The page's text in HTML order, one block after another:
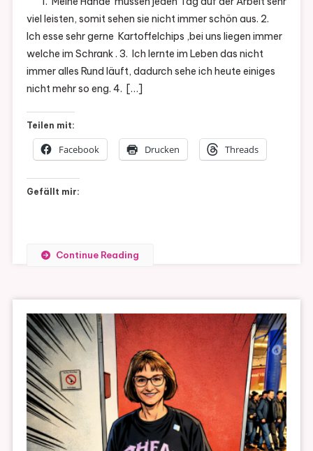
viel leisten, somit sehen sie nicht immer schön aus. 2.
Ich esse sehr gerne Kartoffelchips ,bei uns liegen immer
welche im Schrank . 3. Ich lernte im Leben das nicht
immer alles Rund läuft, dadurch sehe ich heute einiges
nicht mehr so eng. 4. […]
Teilen mit:
Facebook Drucken Threads
Gefällt mir:
Continue Reading